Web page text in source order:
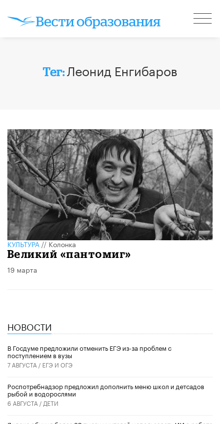
Тег: Леонид Енгибаров
КУЛЬТУРА//Колонка
Великий «пантомиг»
19 марта
НОВОСТИ
В Госдуме предложили отменить ЕГЭ из-за проблем с
поступлением в вузы
7 АВГУСТА / ЕГЭ И ОГЭ
Роспотребнадзор предложил дополнить меню школ и детсадов
рыбой и водорослями
6 АВГУСТА / ДЕТИ